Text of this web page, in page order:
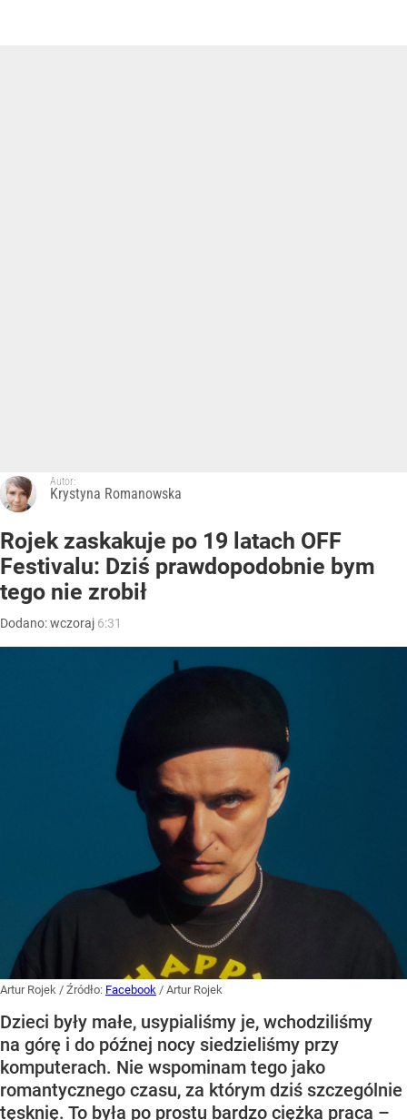
Autor:
Krystyna Romanowska
Rojek zaskakuje po 19 latach OFF
Festivalu: Dziś prawdopodobnie bym
tego nie zrobił
Dodano:wczoraj 6:31
Artur Rojek / Źródło: Facebook / Artur Rojek
Dzieci były małe, usypialiśmy je, wchodziliśmy
na górę i do późnej nocy siedzieliśmy przy
komputerach. Nie wspominam tego jako
romantycznego czasu, za którym dziś szczególnie
tęsknię. To była po prostu bardzo ciężka praca –